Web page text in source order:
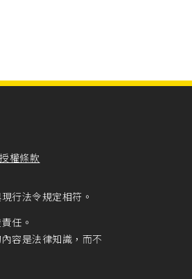
權條款
行法令規定相符。
任。
容是法律知識，而不